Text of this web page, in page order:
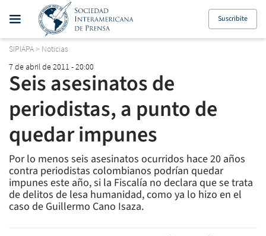
Suscribite
SIPIAPA> Noticias
7 de abril de 2011 - 20:00
Seis asesinatos de
periodistas, a punto de
quedar impunes
Por lo menos seis asesinatos ocurridos hace 20 años
contra periodistas colombianos podrían quedar
impunes este año, si la Fiscalía no declara que se trata
de delitos de lesa humanidad, como ya lo hizo en el
caso de Guillermo Cano Isaza.